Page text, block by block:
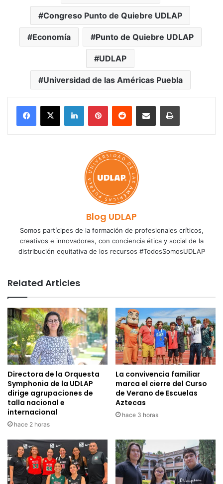
Congreso Punto de Quiebre UDLAP
Economía Punto de Quiebre UDLAP
UDLAP
Universidad de las Américas Puebla
LinkedInPinterestReddit Share via Email Print
Blog UDLAP
Somos partícipes de la formación de profesionales críticos,
creativos e innovadores, con conciencia ética y social de la
distribución equitativa de los recursos #TodosSomosUDLAP
Related Articles
Directora de la Orquesta
Symphonia de la UDLAP
dirige agrupaciones de
talla nacional e
internacional
hace 2 horas
La convivencia familiar
marca el cierre del Curso
de Verano de Escuelas
Aztecas
hace 3 horas